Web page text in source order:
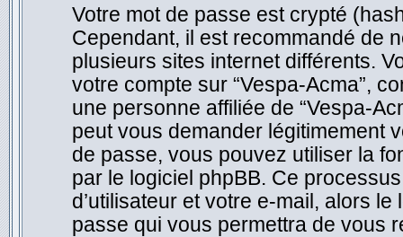
Votre mot de passe est crypté
Cependant, il est recommandé de
plusieurs sites internet différents.
votre compte sur “Vespa-Acma”,
une personne affiliée de “Vespa-
peut vous demander légitimement
de passe, vous pouvez utiliser la
par le logiciel phpBB. Ce
d’utilisateur et votre e-mail, alors
passe qui vous permettra de vous